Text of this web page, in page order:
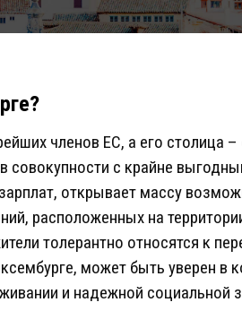
членов ЕС, а его столица
совокупности с крайне
открывает массу
расположенных на
толерантно относятся к
может быть уверен в
и надежной социальной